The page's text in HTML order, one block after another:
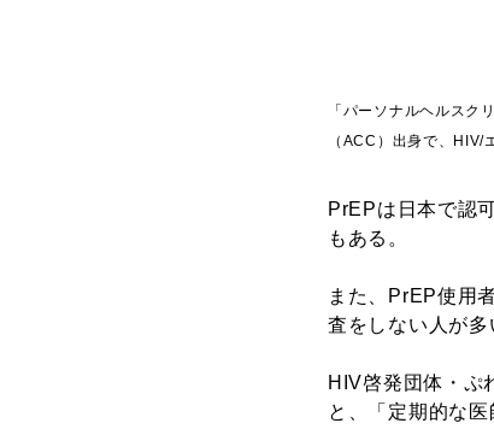
「パーソナルヘルスク
（ACC）出身で、HIV/
PrEPは日本で認
もある。
また、PrEP使用
査をしない人が多
HIV啓発団体・ぷ
と、「定期的な